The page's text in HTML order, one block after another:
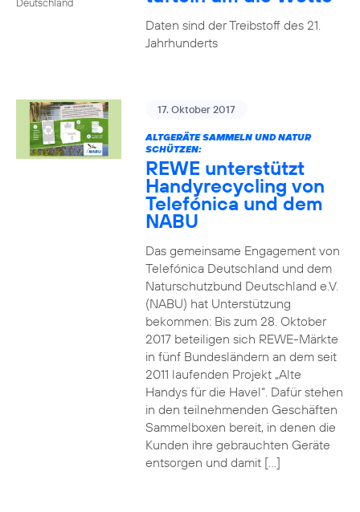
Daten sind der Treibstoff des 21.
Jahrhunderts
17. Oktober 2017
ALTGERÄTE SAMMELN UND NATUR
SCHÜTZEN:
REWE unterstützt
Handyrecycling von
Telefónica und dem
NABU
Das gemeinsame Engagement von
Telefónica Deutschland und dem
Naturschutzbund Deutschland e.V.
(NABU) hat Unterstützung
bekommen: Bis zum 28. Oktober
2017 beteiligen sich REWE-Märkte
in fünf Bundesländern an dem seit
2011 laufenden Projekt „Alte
Handys für die Havel“. Dafür stehen
in den teilnehmenden Geschäften
Sammelboxen bereit, in denen die
Kunden ihre gebrauchten Geräte
entsorgen und damit […]